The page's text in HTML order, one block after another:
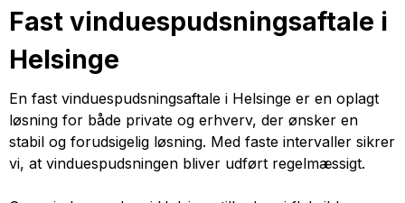
Fast vinduespudsningsaftale i
Helsinge
En fast vinduespudsningsaftale i Helsinge er en oplagt
løsning for både private og erhverv, der ønsker en
stabil og forudsigelig løsning. Med faste intervaller sikrer
vi, at vinduespudsningen bliver udført regelmæssigt.